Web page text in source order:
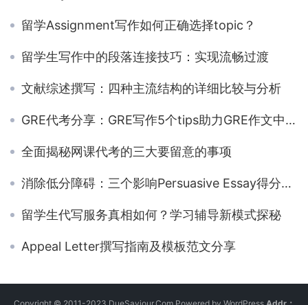
留学Assignment写作如何正确选择topic？
留学生写作中的段落连接技巧：实现流畅过渡
文献综述撰写：四种主流结构的详细比较与分析
GRE代考分享：GRE写作5个tips助力GRE作文中获得高分
全面揭秘网课代考的三大要留意的事项
消除低分障碍：三个影响Persuasive Essay得分的关键原因
留学生代写服务真相如何？学习辅导新模式探秘
Appeal Letter撰写指南及模板范文分享